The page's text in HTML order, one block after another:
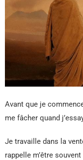
Avant que je
me fâcher quand
Je travaille dans la
rappelle m’être